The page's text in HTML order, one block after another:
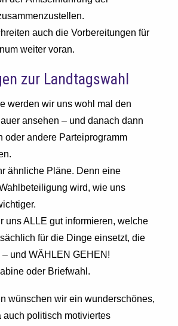
auch die Vorbereitungen für
weiter voran.
zur Landtagswahl
werden wir uns wohl mal den
ansehen – und danach dann
oder andere Parteiprogramm
ähnliche Pläne. Denn eine
wird, wie uns
uns ALLE gut informieren, welche
für die Dinge einsetzt, die
und WÄHLEN GEHEN!
oder Briefwahl.
wünschen wir ein wunderschönes,
auch politisch motiviertes